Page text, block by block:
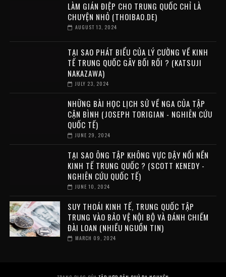
LÀM GIÁN ĐIỆP CHO TRUNG QUỐC CHỈ LÀ
CHUYỆN NHỎ (THOIBAO.DE)
AUGUST 13, 2024
TẠI SAO PHÁT BIỂU CỦA LÝ CƯỜNG VỀ KINH
TẾ TRUNG QUỐC GÂY BỐI RỐI ? (KATSUJI
NAKAZAWA)
JULY 23, 2024
NHỮNG BÀI HỌC LỊCH SỬ VỀ NGA CỦA TẬP
CẬN BÌNH (JOSEPH TORIGIAN - NGHIÊN CỨU
QUỐC TẾ)
JUNE 29, 2024
TẠI SAO ÔNG TẬP KHÔNG VỰC DẬY NỔI NỀN
KINH TẾ TRUNG QUỐC ? (SCOTT KENEDY -
NGHIÊN CỨU QUỐC TẾ)
JUNE 10, 2024
SUY THOÁI KINH TẾ, TRUNG QUỐC TẬP
TRUNG VÀO BẢO VỆ NỘI BỘ VÀ ĐÁNH CHIẾM
ĐÀI LOAN (NHIỀU NGUỒN TIN)
MARCH 09, 2024